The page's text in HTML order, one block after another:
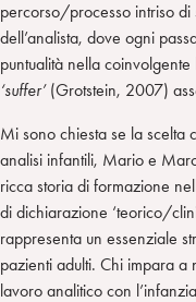
percorso/processo intriso
dell’analista, dove ogni
puntualità nella
‘suffer’(Grotstein, 2007)
Mi sono chiesta se la scelta
analisi infantili, Mario e
ricca storia di formazione
di dichiarazione ‘teorico/
rappresenta un essenziale
pazienti adulti. Chi impara
lavoro analitico con